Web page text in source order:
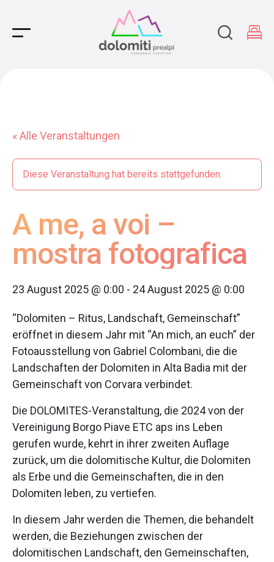
Main Navigation
« Alle Veranstaltungen
Diese Veranstaltung hat bereits stattgefunden.
A me, a voi –
mostra fotografica
23 August 2025 @ 0:00 - 24 August 2025 @ 0:00
“Dolomiten – Ritus, Landschaft, Gemeinschaft”
eröffnet in diesem Jahr mit “An mich, an euch” der
Fotoausstellung von Gabriel Colombani, die die
Landschaften der Dolomiten in Alta Badia mit der
Gemeinschaft von Corvara verbindet.
Die DOLOMITES-Veranstaltung, die 2024 von der
Vereinigung Borgo Piave ETC aps ins Leben
gerufen wurde, kehrt in ihrer zweiten Auflage
zurück, um die dolomitische Kultur, die Dolomiten
als Erbe und die Gemeinschaften, die in den
Dolomiten leben, zu vertiefen.
In diesem Jahr werden die Themen, die behandelt
werden, die Beziehungen zwischen der
dolomitischen Landschaft, den Gemeinschaften,